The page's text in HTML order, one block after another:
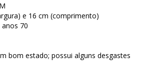
M
e 16 cm (comprimento)
anos 70
bom estado; possui alguns desgastes